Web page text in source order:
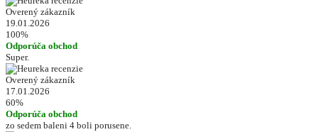
Overený zákazník
19.01.2026
100%
Odporúča obchod
Super.
Overený zákazník
17.01.2026
60%
Odporúča obchod
zo sedem baleni 4 boli porusene.